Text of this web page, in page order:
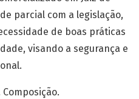
parcial com a legislação,
de boas práticas
visando a segurança e